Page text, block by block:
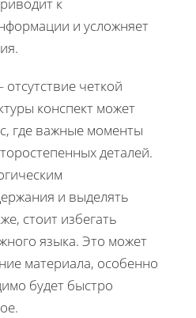
и усложняет
четкой
конспект может
где важные моменты
деталей.
и выделять
стоит избегать
языка. Это может
материала, особенно
будет быстро